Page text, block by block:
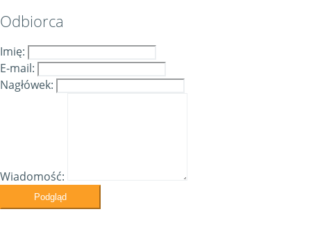
Odbiorca
Imię:
E-mail:
Nagłówek:
Wiadomość:
Podgląd